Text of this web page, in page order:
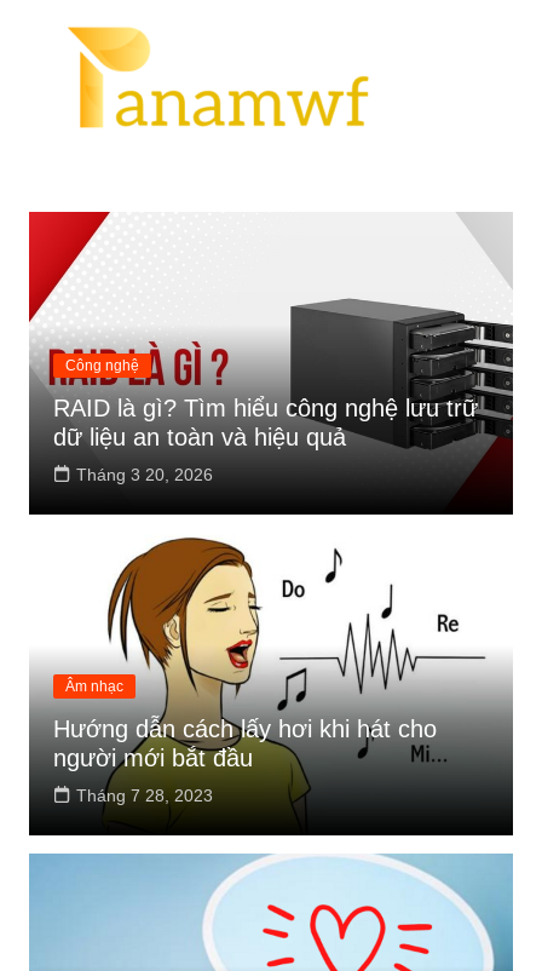
Công nghệ
RAID là gì? Tìm hiểu công nghệ lưu trữ
dữ liệu an toàn và hiệu quả
Tháng 3 20, 2026
Âm nhạc
Hướng dẫn cách lấy hơi khi hát cho
người mới bắt đầu
Tháng 7 28, 2023